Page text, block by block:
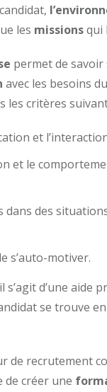
les missionsqui
permet de savoir
avec les besoins
les critères
et
et le
dans des
s’auto-motiver.
d’une aide
se trouve
de recrutement
de créer une